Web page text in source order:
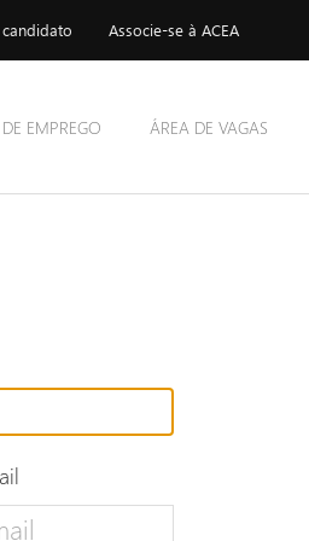
Associe-se à ACEA
EMPREGO ÁREA DE VAGAS